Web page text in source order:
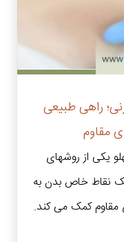
راهی طبیعی
مقاوم
یکی از روشهای
نقاط خاص بدن به
مقاوم کمک می کند.